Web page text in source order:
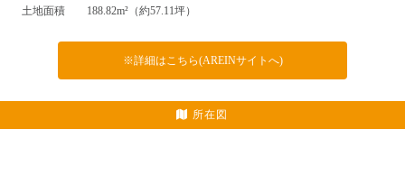
土地面積 188.82m²（約57.11坪）
※詳細はこちら(AREINサイトへ)
所在図